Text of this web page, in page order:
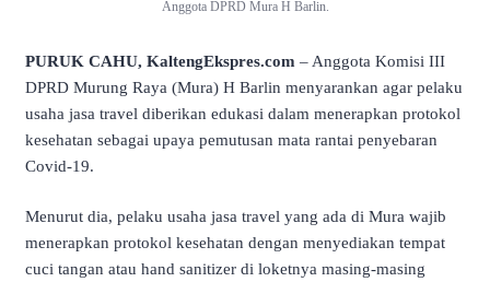
Anggota DPRD Mura H Barlin.
PURUK CAHU, KaltengEkspres.com – Anggota Komisi III
DPRD Murung Raya (Mura) H Barlin menyarankan agar pelaku
usaha jasa travel diberikan edukasi dalam menerapkan protokol
kesehatan sebagai upaya pemutusan mata rantai penyebaran
Covid-19.
Menurut dia, pelaku usaha jasa travel yang ada di Mura wajib
menerapkan protokol kesehatan dengan menyediakan tempat
cuci tangan atau hand sanitizer di loketnya masing-masing